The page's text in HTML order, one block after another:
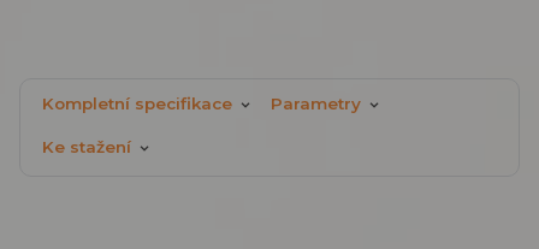
Kompletní specifikace Parametry
Ke stažení